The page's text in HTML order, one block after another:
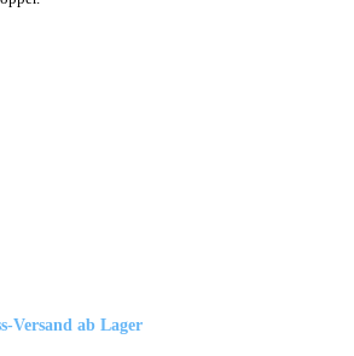
Versand ab Lager